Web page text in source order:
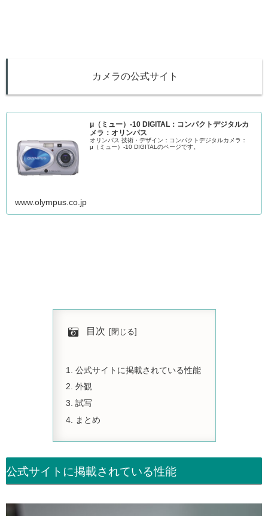
カメラの公式サイト
μ（ミュー）-10 DIGITAL：コンパクトデジタルカ
メラ：オリンパス
オリンパス 技術・デザイン：コンパクトデジタルカメラ：
μ（ミュー）-10 DIGITALのページです。
www.olympus.co.jp
目次
公式サイトに掲載されている性能
外観
試写
まとめ
公式サイトに掲載されている性能